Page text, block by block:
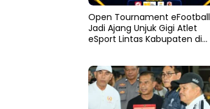
Open Tournament eFootball
Jadi Ajang Unjuk Gigi Atlet
eSport Lintas Kabupaten di